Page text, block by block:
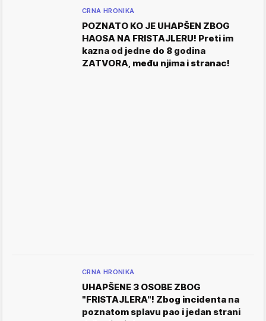
CRNA HRONIKA
POZNATO KO JE UHAPŠEN ZBOG
HAOSA NA FRISTAJLERU! Preti im
kazna od jedne do 8 godina
ZATVORA, među njima i stranac!
CRNA HRONIKA
UHAPŠENE 3 OSOBE ZBOG
"FRISTAJLERA"! Zbog incidenta na
poznatom splavu pao i jedan strani